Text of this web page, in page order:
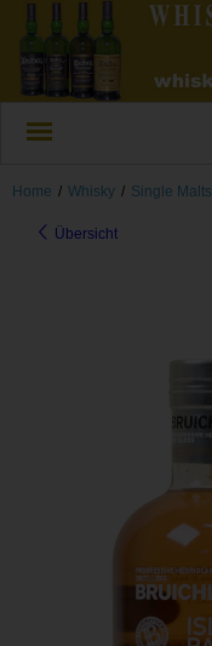
Home / Whisky / Single Malts
Übersicht